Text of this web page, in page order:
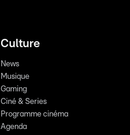
Culture
News
Musique
Gaming
Ciné & Series
Programme cinéma
Agenda